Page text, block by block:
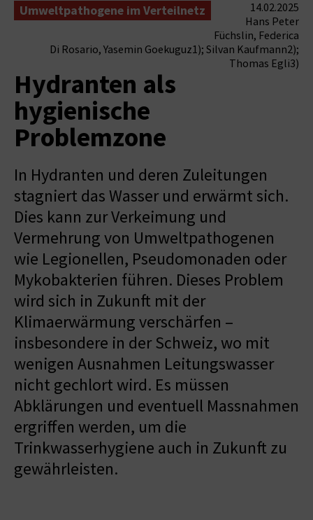
Umweltpathogene im Verteilnetz
14.02.2025
Hans Peter
Füchslin, Federica
Di Rosario, Yasemin Goekuguz1); Silvan Kaufmann2);
Thomas Egli3)
Hydranten als
hygienische
Problemzone
In Hydranten und deren Zuleitungen
stagniert das Wasser und erwärmt sich.
Dies kann zur Verkeimung und
Vermehrung von Umweltpathogenen
wie Legionellen, Pseudomonaden oder
Mykobakterien führen. Dieses Problem
wird sich in Zukunft mit der
Klimaerwärmung verschärfen –
insbesondere in der Schweiz, wo mit
wenigen Ausnahmen Leitungswasser
nicht gechlort wird. Es müssen
Abklärungen und eventuell Massnahmen
ergriffen werden, um die
Trinkwasserhygiene auch in Zukunft zu
gewährleisten.